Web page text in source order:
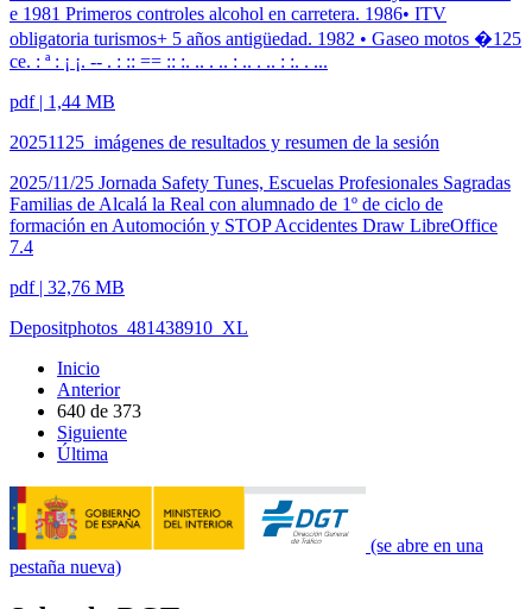
e 1981 Primeros controles alcohol en carretera. 1986• ITV
obligatoria turismos+ 5 años antigüedad. 1982 • Gaseo motos �125
ce. : ª : ¡ ¡. -- . : :: == :: :. .. . .. : .. . .. : :. . ...
pdf | 1,44 MB
20251125_imágenes de resultados y resumen de la sesión
2025/11/25 Jornada Safety Tunes, Escuelas Profesionales Sagradas
Familias de Alcalá la Real con alumnado de 1º de ciclo de
formación en Automoción y STOP Accidentes Draw LibreOffice
7.4
pdf | 32,76 MB
Depositphotos_481438910_XL
Inicio
Anterior
640 de 373
Siguiente
Última
(se abre en una
pestaña nueva)